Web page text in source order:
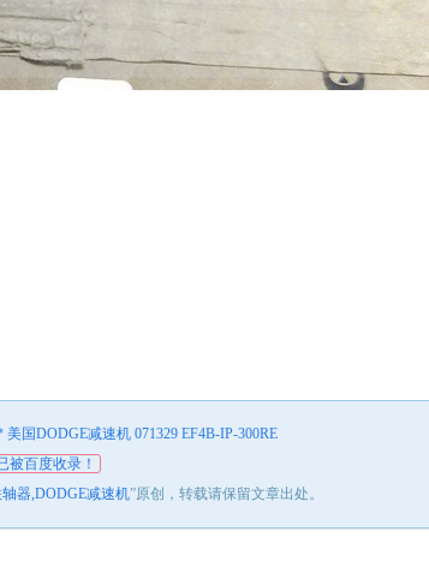
美国DODGE减速机 071329 EF4B-IP-300RE
被百度收录！
器,DODGE减速机”原创，转载请保留文章出处。